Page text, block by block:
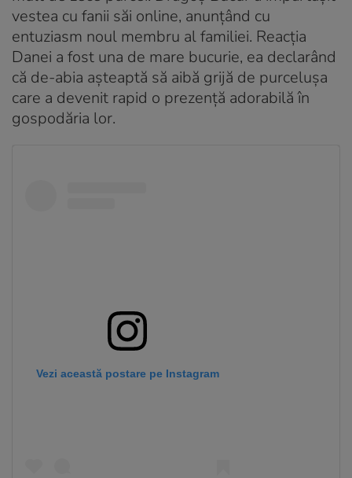
vestea cu fanii săi online, anunțând cu
entuziasm noul membru al familiei. Reacția
Danei a fost una de mare bucurie, ea declarând
că de-abia așteaptă să aibă grijă de purcelușa
care a devenit rapid o prezență adorabilă în
gospodăria lor.
Vezi această postare pe Instagram